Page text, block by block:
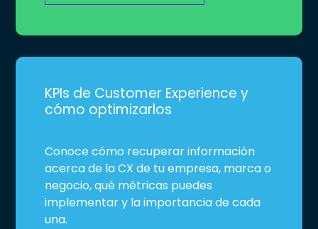
KPIs de Customer Experience y
cómo optimizarlos
Conoce cómo recuperar información
acerca de la CX de tu empresa, marca o
negocio, qué métricas puedes
implementar y la importancia de cada
una.